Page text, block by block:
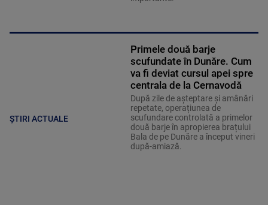
ȘTIRI ACTUALE
Primele două barje
scufundate în Dunăre. Cum
va fi deviat cursul apei spre
centrala de la Cernavodă
După zile de așteptare și amânări
repetate, operațiunea de
scufundare controlată a primelor
două barje în apropierea brațului
Bala de pe Dunăre a început vineri
după-amiază.